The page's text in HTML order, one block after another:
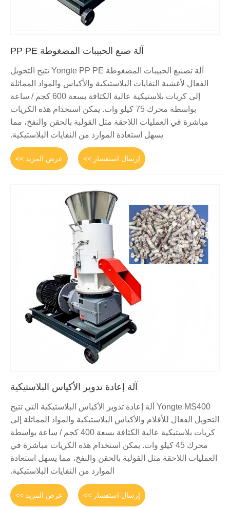
آلة صنع الحبيبات المضغوطة PP PE
آلة تصنيع الحبيبات المضغوطة Yongte PP PE تتيح التحويل
الفعال لأغشية النفايات البلاستيكية والأكياس والمواد المماثلة
إلى كريات بلاستيكية عالية الكثافة بسعة 600 كجم / ساعة
بواسطة محرك 75 كيلو وات. يمكن استخدام هذه الكريات
مباشرة في العمليات اللاحقة مثل القولبة بالحقن والنفخ، مما
يسهل استعادة الموارد من النفايات البلاستيكية.
عرض المزيد >> إرسال استفسار >>
آلة إعادة تدوير الأكياس البلاستيكية
Yongte MS400 آلة إعادة تدوير الأكياس البلاستيكية التي تتيح
التحويل الفعال للأفلام والأكياس البلاستيكية والمواد المماثلة إلى
كريات بلاستيكية عالية الكثافة بسعة 400 كجم / ساعة بواسطة
محرك 45 كيلو وات. يمكن استخدام هذه الكريات مباشرة في
العمليات اللاحقة مثل القولبة بالحقن والنفخ، مما يسهل استعادة
الموارد من النفايات البلاستيكية.
عرض المزيد >> إرسال استفسار >>